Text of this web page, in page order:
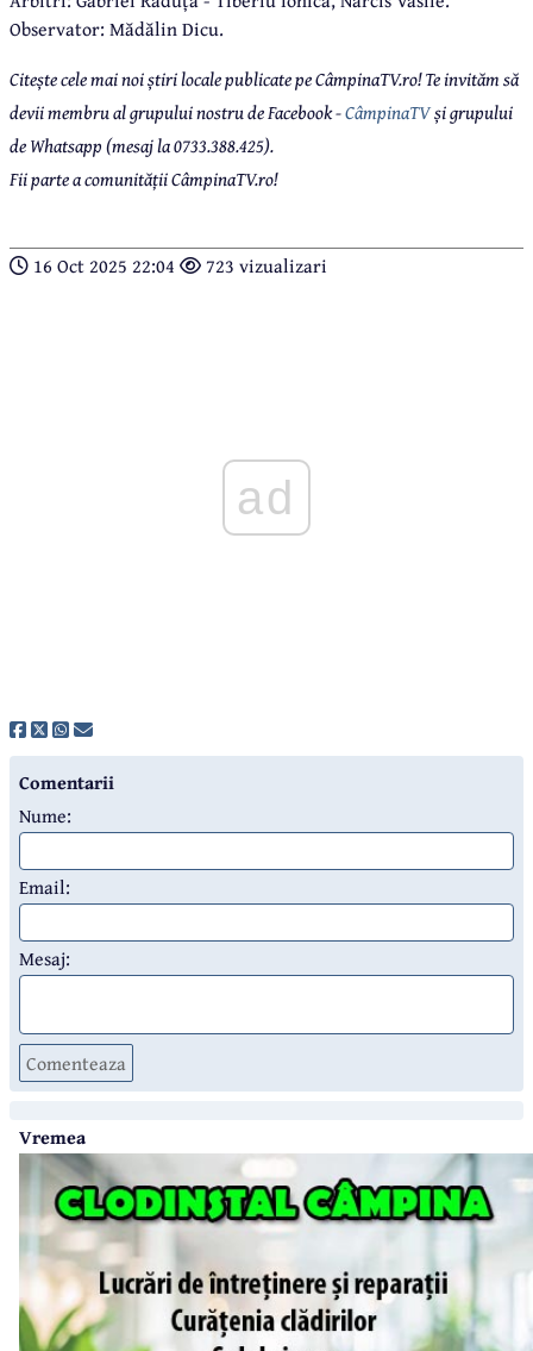
Observator: Mădălin Dicu.
Citește cele mai noi știri locale publicate pe CâmpinaTV.ro! Te invităm să
devii membru al grupului nostru de Facebook -CâmpinaTVși grupului
de Whatsapp (mesaj la 0733.388.425).
Fii parte a comunității CâmpinaTV.ro!
16 Oct 2025 22:04 723 vizualizari
ad
Comentarii
Nume:
Email:
Mesaj:
Comenteaza
Vremea